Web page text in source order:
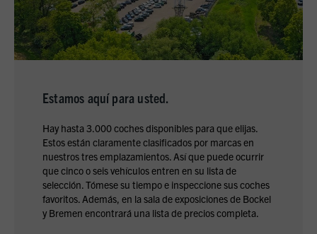
Estamos aquí para usted.
Hay hasta 3.000 coches disponibles para que elijas.
Estos están claramente clasificados por marcas en
nuestros tres emplazamientos. Así que puede ocurrir
que cinco o seis vehículos entren en su lista de
selección. Tómese su tiempo e inspeccione sus coches
favoritos. Además, en la sala de exposiciones de Bockel
y Bremen encontrará una lista de precios completa.